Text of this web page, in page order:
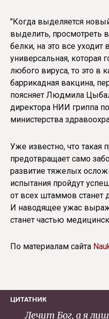
"Когда выделяется
выделить, просмотреть
белки, на это все уходит
универсальная, которая
любого вируса, то это в
баррикадная вакцина,
поясняет Людмила
директора НИИ гриппа
министерства
Уже известно, что такая
предотвращает само
развитие тяжелых
испытания пройдут
от всех штаммов станет
И наводящее ужас
станет частью
По материалам сайта
ЦИТАТНИК
Лечит Бог, а я